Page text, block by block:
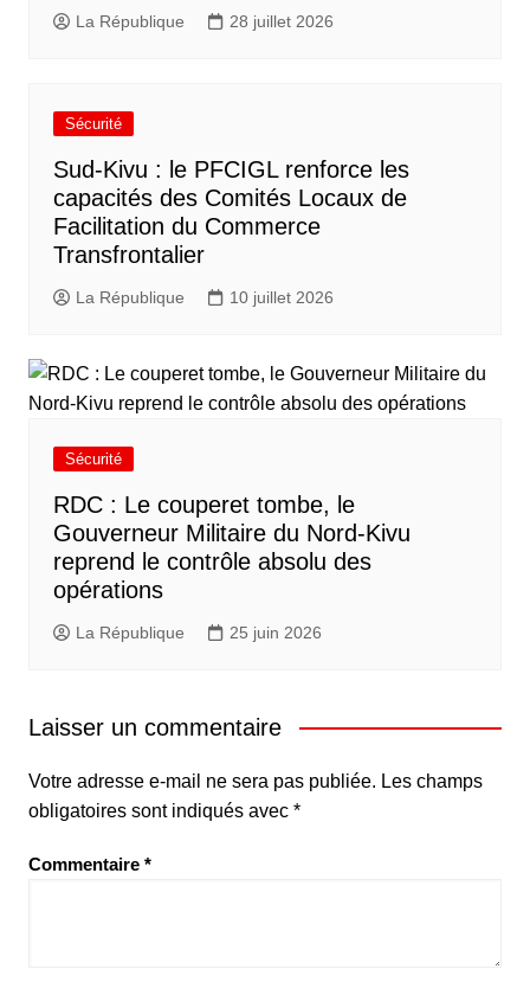
La République 28 juillet 2026
Sécurité
Sud-Kivu : le PFCIGL renforce les
capacités des Comités Locaux de
Facilitation du Commerce
Transfrontalier
La République 10 juillet 2026
Sécurité
RDC : Le couperet tombe, le
Gouverneur Militaire du Nord-Kivu
reprend le contrôle absolu des
opérations
La République 25 juin 2026
Laisser un commentaire
Votre adresse e-mail ne sera pas publiée. Les champs
obligatoires sont indiqués avec *
Commentaire *